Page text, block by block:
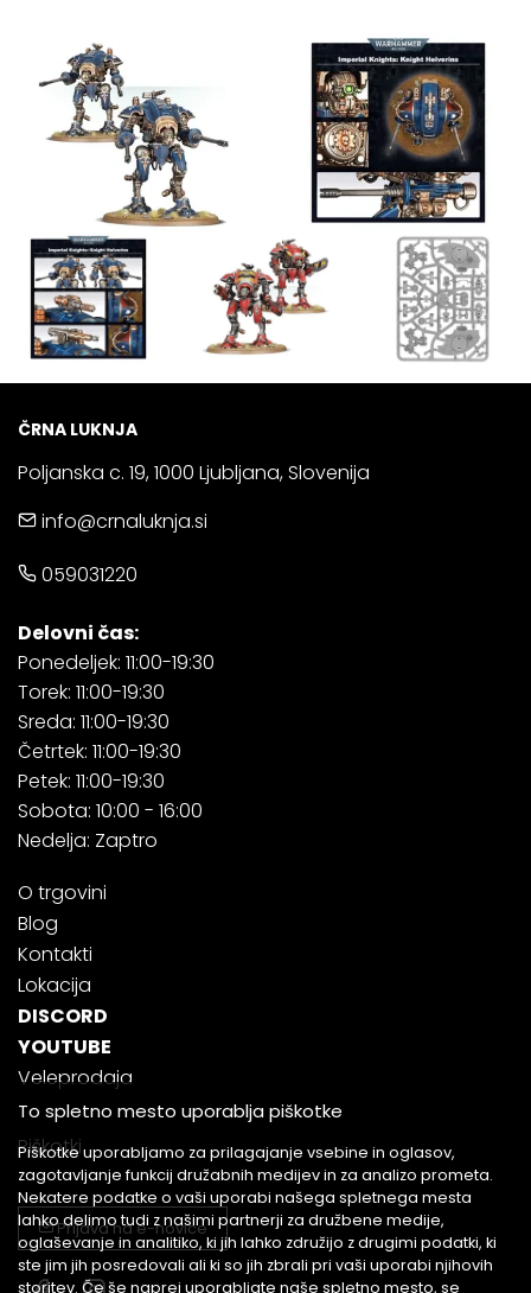
ČRNA LUKNJA
Poljanska c. 19, 1000 Ljubljana, Slovenija
info@crnaluknja.si
059031220
Delovni čas:
Ponedeljek: 11:00-19:30
Torek: 11:00-19:30
Sreda: 11:00-19:30
Četrtek: 11:00-19:30
Petek: 11:00-19:30
Sobota: 10:00 - 16:00
Nedelja: Zaptro
O trgovini
Blog
Kontakti
Lokacija
DISCORD
YOUTUBE
Veleprodaja
Piškotki
Prijava na e-novice
To spletno mesto uporablja piškotke
Piškotke uporabljamo za prilagajanje vsebine in oglasov,
zagotavljanje funkcij družabnih medijev in za analizo prometa.
Nekatere podatke o vaši uporabi našega spletnega mesta
lahko delimo tudi z našimi partnerji za družbene medije,
oglaševanje in analitiko, ki jih lahko združijo z drugimi podatki, ki
ste jim jih posredovali ali ki so jih zbrali pri vaši uporabi njihovih
storitev. Če še naprej uporabljate naše spletno mesto, se